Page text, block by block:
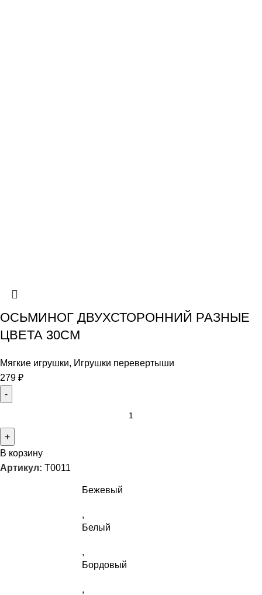
ОСЬМИНОГ ДВУХСТОРОННИЙ РАЗНЫЕ
ЦВЕТА 30СМ
Мягкие игрушки, Игрушки перевертыши
279 ₽
В корзину
Артикул: T0011
Бежевый
,
Белый
,
Бордовый
,